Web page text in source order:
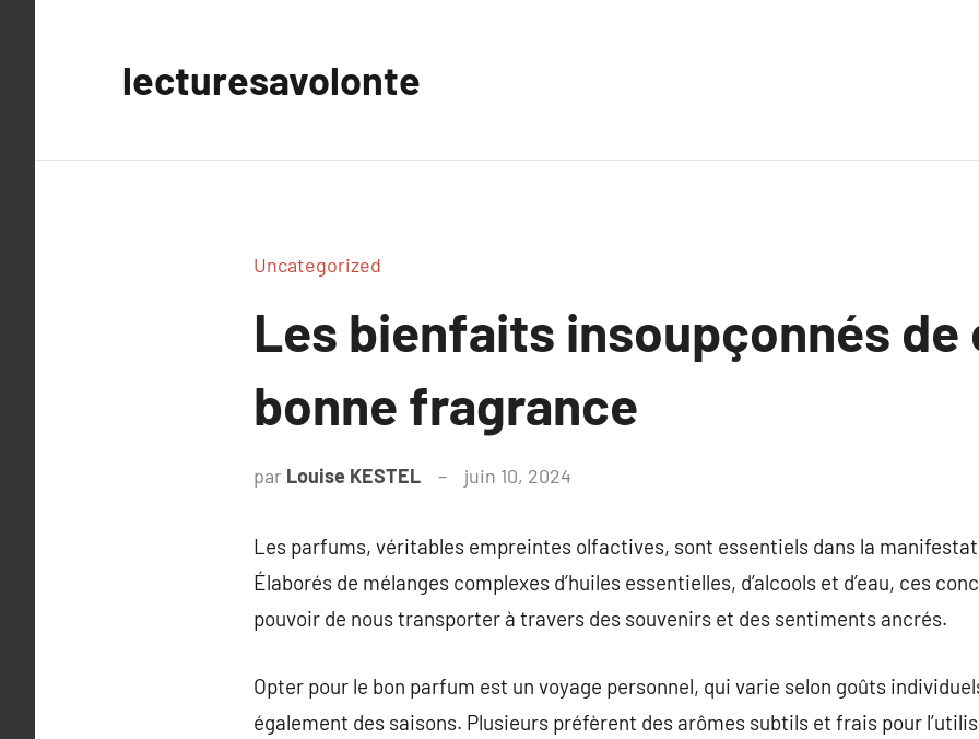
lecturesavolonte
Uncategorized
Les bienfaits insoupçonnés de
bonne fragrance
par Louise KESTEL juin 10, 2024
Les parfums, véritables empreintes olfactives, sont essentiels dans la
Élaborés de mélanges complexes d’huiles essentielles, d’alcools et d’eau, ces
pouvoir de nous transporter à travers des souvenirs et des sentiments ancrés.
Opter pour le bon parfum est un voyage personnel, qui varie selon goûts
également des saisons. Plusieurs préfèrent des arômes subtils et frais pour